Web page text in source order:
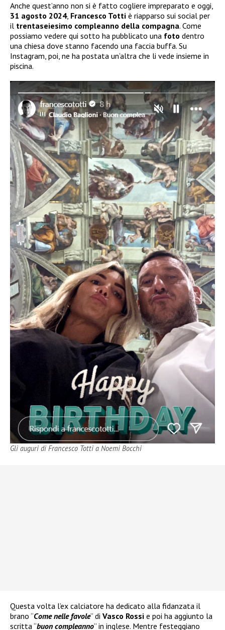
Anche quest’anno non si è fatto cogliere impreparato e oggi,
31 agosto 2024, Francesco Totti è riapparso sui social per
il trentaseiesimo compleanno della compagna. Come
possiamo vedere qui sotto ha pubblicato una foto dentro
una chiesa dove stanno facendo una faccia buffa. Su
Instagram, poi, ne ha postata un’altra che li vede insieme in
piscina.
Gli auguri di Francesco Totti a Noemi Bocchi
Questa volta l’ex calciatore ha dedicato alla fidanzata il
brano “Come nelle favole” di Vasco Rossi e poi ha aggiunto la
scritta “buon compleanno” in inglese. Mentre festeggiano